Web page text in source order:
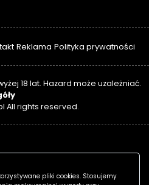
Reklama Polityka prywatności
18 lat. Hazard może uzależniać.
All rights reserved.
pliki cookies. Stosujemy